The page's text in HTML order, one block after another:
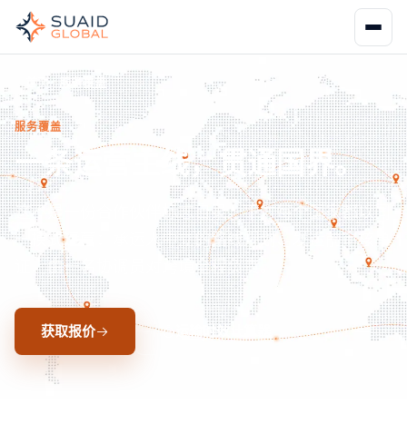
首页 服务覆盖
服务覆盖
一条运营主线，贯通国界。
这不是一份合作伙伴标志目录。下方每个国家都以同
一模式运营：承运人中立的路线规划、发运前审核单
证、由一名协调员对跨境全程负责。
获取报价 运输时效计算器